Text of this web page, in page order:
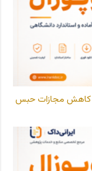
کاهش مجازات حبس